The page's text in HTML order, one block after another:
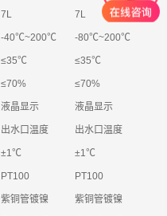
7L 7L
-40℃~200℃ -80℃~200℃
≤35℃ ≤35℃
≤70% ≤70%
液晶显示 液晶显示
出水口温度 出水口温度
±1℃ ±1℃
PT100 PT100
紫铜管镀镍 紫铜管镀镍